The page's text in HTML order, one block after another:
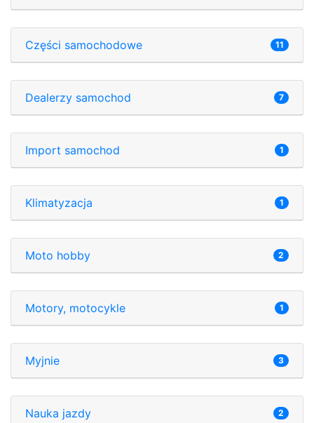
Części samochodowe 11
Dealerzy samochod 7
Import samochod 1
Klimatyzacja 1
Moto hobby 2
Motory, motocykle 1
Myjnie 3
Nauka jazdy 2